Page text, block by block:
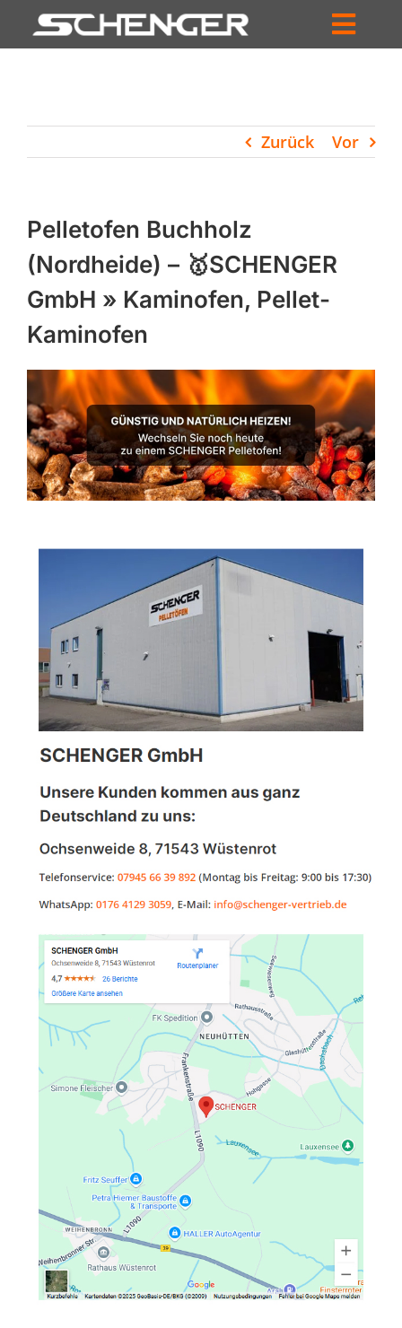
Inhalt
HÄNDLERSUCHE
UNTERNEHMEN
PROFIL
WARENKORB
PRODUCTS
SEARCH
Zurück Vor
Pelletofen Buchholz
(Nordheide) – 🥇SCHENGER
GmbH » Kaminofen, Pellet-
Kaminofen